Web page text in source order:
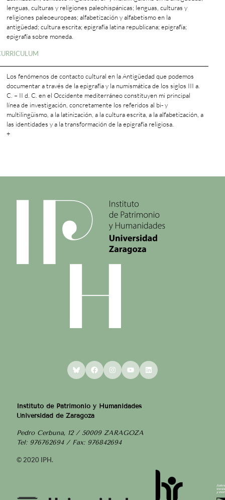
lenguas, culturas y religiones paleohispánicas; lenguas, culturas y
religiones paleoeuropeas; alfabetización y alfabetismo en la
antigüedad; cultura escrita; epigrafía latina republicana; epigrafía;
epigrafía sobre moneda.
Los fenómenos de contacto cultural en la Antigüedad que podemos
documentar a través de la epigrafía y la numismática de los siglos III a.
C. – II d. C. en el Occidente mediterráneo constituyen mi principal
línea de investigación, concretamente los referidos al bi- y
multilingüismo, a la latinización, a la cultura escrita, a la alfabetización, a
las identidades y a la transformación de la epigrafía religiosa.
+
BlueskyFacebookInstagram
YouTubeLinkedIn
Instituto de Patrimonio y Humanidades
Universidad de Zaragoza
Pedro Cerbuna, 12 / 50009 ZARAGOZA
Tel: 976762694 / Fax: 976842694
© 2020 IPH.